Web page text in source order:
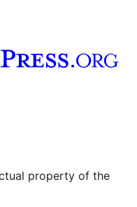
property of the